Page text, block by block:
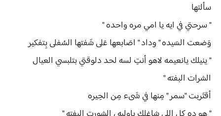
سألتها
" سرحتي في ايه يا امي مره واحده "
وَضعت السَيده " وداد " اصَابعها عَلى شَفتها السُفلى بِتفكير
" ينيلك يانعيمه لاهو أنتِ لسه لحد دلوقتي بتلبسي العيال
الشرات البفته "
أقتَربت "سمر " مِنها في شَىء مِن الحِيره